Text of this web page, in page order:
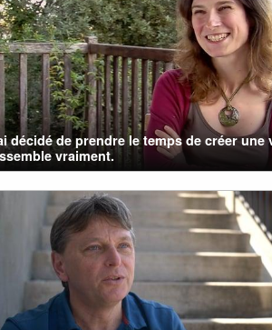
décidé de prendre le temps de créer une
vraiment.